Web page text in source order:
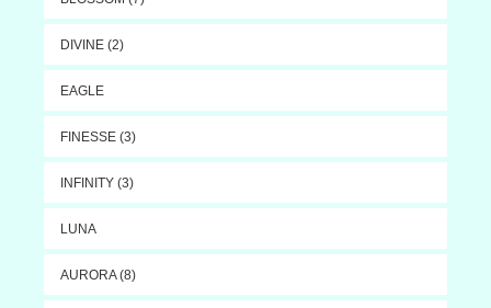
DIVINE (2)
EAGLE
FINESSE (3)
INFINITY (3)
LUNA
AURORA (8)